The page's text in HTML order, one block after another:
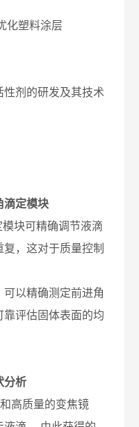
化塑料涂层
剂的研发及其技术
滴定模块
块可精确调节液滴
，这对于质量控制
以精确测定前进角
评估固体表面的均
分析
高质量的变焦镜